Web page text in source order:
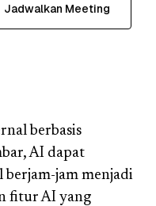
Jadwalkan Meeting
berbasis
AI dapat
berjam-jam menjadi
fitur AI yang